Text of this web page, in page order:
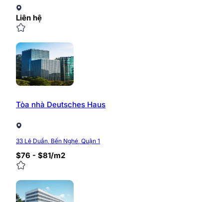
Liên hệ
Tòa nhà Deutsches Haus
33 Lê Duẩn, Bến Nghé, Quận 1
$76 - $81/m2